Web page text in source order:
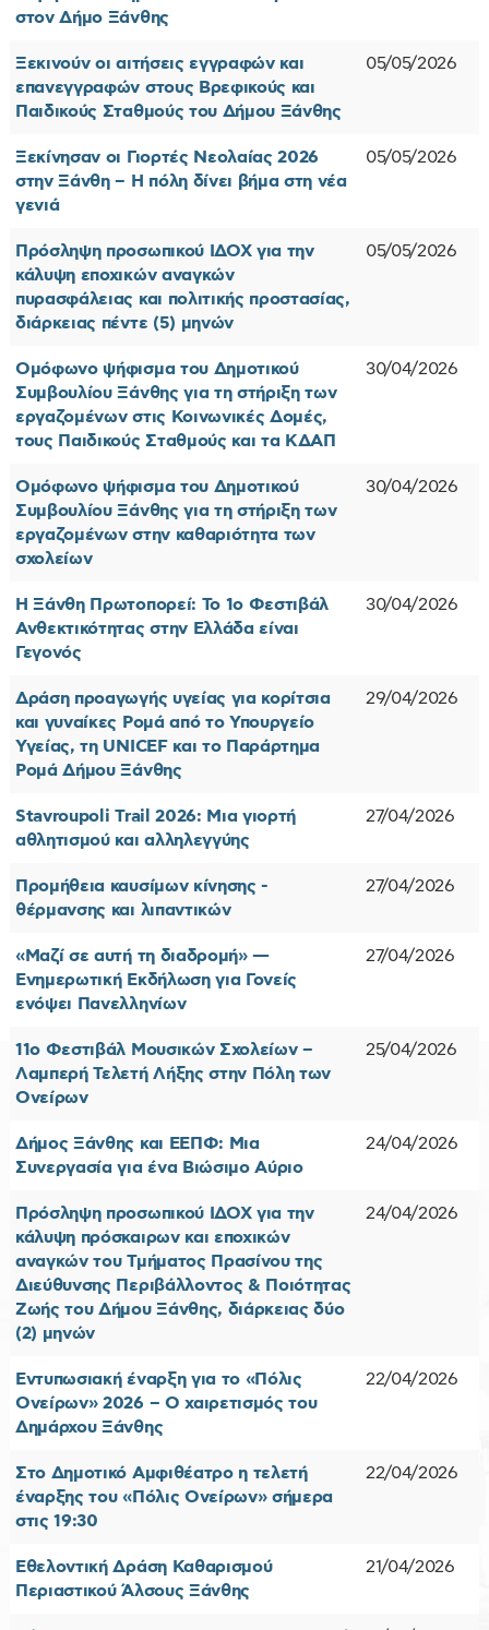
στον Δήμο Ξάνθης
Ξεκινούν οι αιτήσεις εγγραφών και
επανεγγραφών στους Βρεφικούς και
Παιδικούς Σταθμούς του Δήμου Ξάνθης
05/05/2026
Ξεκίνησαν οι Γιορτές Νεολαίας 2026
στην Ξάνθη – Η πόλη δίνει βήμα στη νέα
γενιά
05/05/2026
Πρόσληψη προσωπικού ΙΔΟΧ για την
κάλυψη εποχικών αναγκών
πυρασφάλειας και πολιτικής προστασίας,
διάρκειας πέντε (5) μηνών
05/05/2026
Ομόφωνο ψήφισμα του Δημοτικού
Συμβουλίου Ξάνθης για τη στήριξη των
εργαζομένων στις Κοινωνικές Δομές,
τους Παιδικούς Σταθμούς και τα ΚΔΑΠ
30/04/2026
Ομόφωνο ψήφισμα του Δημοτικού
Συμβουλίου Ξάνθης για τη στήριξη των
εργαζομένων στην καθαριότητα των
σχολείων
30/04/2026
Η Ξάνθη Πρωτοπορεί: Το 1ο Φεστιβάλ
Ανθεκτικότητας στην Ελλάδα είναι
Γεγονός
30/04/2026
Δράση προαγωγής υγείας για κορίτσια
και γυναίκες Ρομά από το Υπουργείο
Υγείας, τη UNICEF και το Παράρτημα
Ρομά Δήμου Ξάνθης
29/04/2026
Stavroupoli Trail 2026: Μια γιορτή
αθλητισμού και αλληλεγγύης
27/04/2026
Προμήθεια καυσίμων κίνησης -
θέρμανσης και λιπαντικών
27/04/2026
«Μαζί σε αυτή τη διαδρομή» —
Ενημερωτική Εκδήλωση για Γονείς
ενόψει Πανελληνίων
27/04/2026
11ο Φεστιβάλ Μουσικών Σχολείων –
Λαμπερή Τελετή Λήξης στην Πόλη των
Ονείρων
25/04/2026
Δήμος Ξάνθης και ΕΕΠΦ: Μια
Συνεργασία για ένα Βιώσιμο Αύριο
24/04/2026
Πρόσληψη προσωπικού ΙΔΟΧ για την
κάλυψη πρόσκαιρων και εποχικών
αναγκών του Τμήματος Πρασίνου της
Διεύθυνσης Περιβάλλοντος & Ποιότητας
Ζωής του Δήμου Ξάνθης, διάρκειας δύο
(2) μηνών
24/04/2026
Εντυπωσιακή έναρξη για το «Πόλις
Ονείρων» 2026 – Ο χαιρετισμός του
Δημάρχου Ξάνθης
22/04/2026
Στο Δημοτικό Αμφιθέατρο η τελετή
έναρξης του «Πόλις Ονείρων» σήμερα
στις 19:30
22/04/2026
Εθελοντική Δράση Καθαρισμού
Περιαστικού Άλσους Ξάνθης
21/04/2026